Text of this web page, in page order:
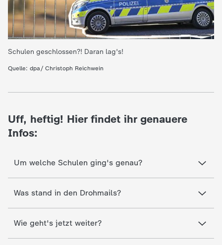
n
d
e
h
Schulen geschlossen?! Daran lag's!
Quelle: dpa/ Christoph Reichwein
Uff, heftig! Hier findet ihr genauere
Infos:
Um welche Schulen ging's genau?
Was stand in den Drohmails?
Wie geht's jetzt weiter?